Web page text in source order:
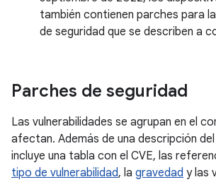
también contienen parches para
de seguridad que se describen a
Parches de seguridad
Las vulnerabilidades se agrupan en el
afectan. Además de una descripción
incluye una tabla con el CVE, las
tipo de vulnerabilidad, la gravedad y las